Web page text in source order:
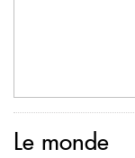
Le monde